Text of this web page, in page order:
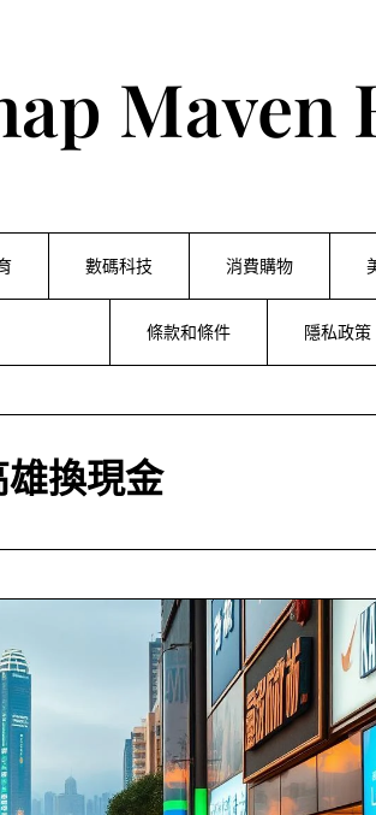
Maven
數碼科技 消費購物
條款和條件 隱私政策
雄換現金